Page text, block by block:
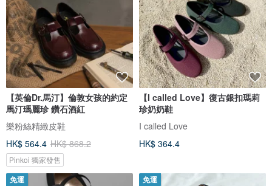
【英倫Dr.馬汀】倫敦女孩的約定
馬汀瑪麗珍 鑽石酒紅
樂粉絲精緻皮鞋
HK$ 564.4 HK$ 868.2
Pinkoi 獨家發售
【I called Love】復古銀扣瑪莉
珍奶奶鞋
I called Love
HK$ 364.4
免運 免運